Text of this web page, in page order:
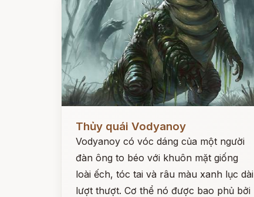
Thủy quái Vodyanoy
Vodyanoy có vóc dáng của một người
đàn ông to béo với khuôn mặt giống
loài ếch, tóc tai và râu màu xanh lục dài
lượt thượt. Cơ thể nó được bao phủ bởi